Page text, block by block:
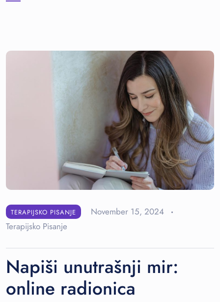
TERAPIJSKO PISANJE
November 15, 2024
Terapijsko Pisanje
Napiši unutrašnji mir:
online radionica